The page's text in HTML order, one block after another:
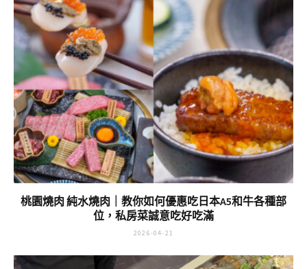
桃園燒肉 純水燒肉｜教你如何優惠吃日本A5和牛各種部
位，私房菜誠意吃好吃滿
2026-04-21